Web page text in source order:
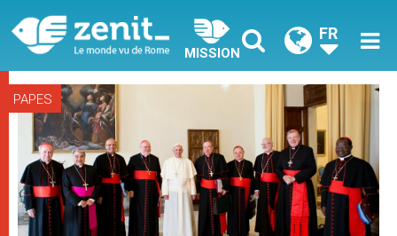
MISSION
FR
PAPES